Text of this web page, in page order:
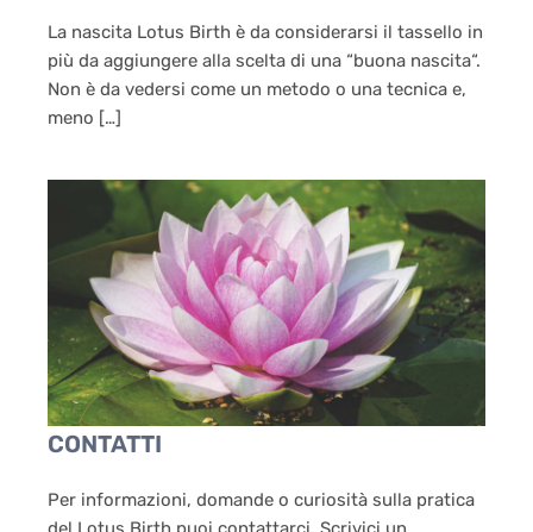
La nascita Lotus Birth è da considerarsi il tassello in
più da aggiungere alla scelta di una “buona nascita“.
Non è da vedersi come un metodo o una tecnica e,
meno […]
CONTATTI
Per informazioni, domande o curiosità sulla pratica